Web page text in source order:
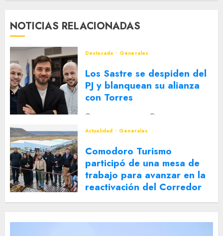
NOTICIAS RELACIONADAS
Destacada Generales
Los Sastre se despiden del
PJ y blanquean su alianza
con Torres
2 DE AGOSTO DE 2026
Actualidad
Generales
Comodoro Turismo
participó de una mesa de
trabajo para avanzar en la
reactivación del Corredor
Turístico Integrado